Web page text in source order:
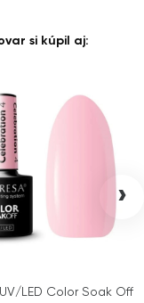
si kúpil aj:
LED Color Soak Off
›